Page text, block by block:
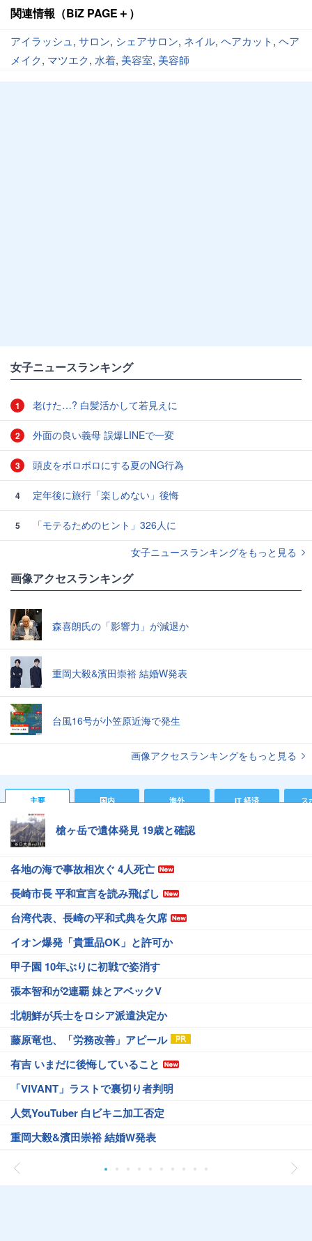
関連情報（BiZ PAGE＋）
アイラッシュ, サロン, シェアサロン, ネイル, ヘアカット, ヘア
メイク, マツエク, 水着, 美容室, 美容師
女子ニュースランキング
1 老けた…? 白髪活かして若見えに
2 外面の良い義母 誤爆LINEで一変
3 頭皮をボロボロにする夏のNG行為
4 定年後に旅行「楽しめない」後悔
5
「モテるためのヒント」326人に
女子ニュースランキングをもっと見る
画像アクセスランキング
森喜朗氏の「影響力」が減退か
重岡大毅&濱田崇裕 結婚W発表
台風16号が小笠原近海で発生
画像アクセスランキングをもっと見る
主要 国内 海外 IT 経済 ス
槍ヶ岳で遺体発見 19歳と確認
各地の海で事故相次ぐ 4人死亡
長崎市長 平和宣言を読み飛ばし
台湾代表、長崎の平和式典を欠席
イオン爆発「貴重品OK」と許可か
甲子園 10年ぶりに初戦で姿消す
張本智和が2連覇 妹とアベックV
北朝鮮が兵士をロシア派遣決定か
藤原竜也、「労務改善」アピール
有吉 いまだに後悔していること
「VIVANT」ラストで裏切り者判明
人気YouTuber 白ビキニ加工否定
重岡大毅&濱田崇裕 結婚W発表